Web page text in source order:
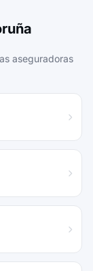
aseguradoras